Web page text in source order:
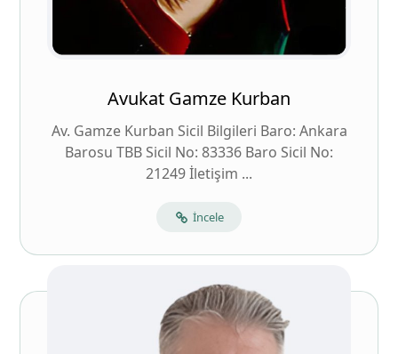
Avukat Gamze Kurban
Av. Gamze Kurban Sicil Bilgileri Baro: Ankara
Barosu TBB Sicil No: 83336 Baro Sicil No:
21249 İletişim ...
İncele